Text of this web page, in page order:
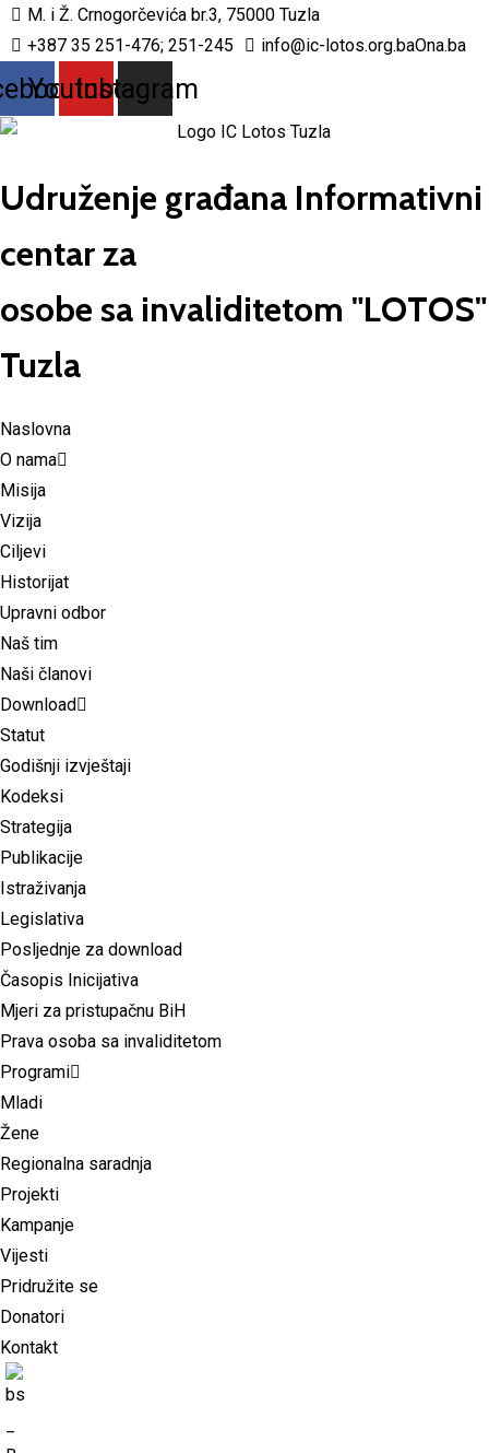
M. i Ž. Crnogorčevića br.3, 75000 Tuzla
+387 35 251-476; 251-245
info@ic-lotos.org.baOna.ba
YoutubeInstagram
Udruženje građana Informativni
centar za
osobe sa invaliditetom "LOTOS"
Tuzla
Naslovna
O nama
Misija
Vizija
Ciljevi
Historijat
Upravni odbor
Naš tim
Naši članovi
Download
Statut
Godišnji izvještaji
Kodeksi
Strategija
Publikacije
Istraživanja
Legislativa
Posljednje za download
Časopis Inicijativa
Mjeri za pristupačnu BiH
Prava osoba sa invaliditetom
Programi
Mladi
Žene
Regionalna saradnja
Projekti
Kampanje
Vijesti
Pridružite se
Donatori
Kontakt